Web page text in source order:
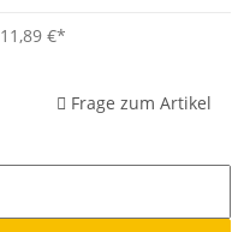
11,89 €*
Frage zum Artikel